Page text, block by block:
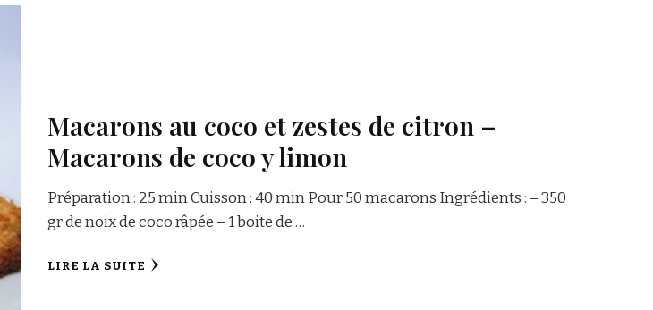
Macarons au coco et zestes de citron –
Macarons de coco y limon
Préparation : 25 min Cuisson : 40 min Pour 50 macarons Ingrédients : – 350
gr de noix de coco râpée – 1 boite de …
LIRE LA SUITE